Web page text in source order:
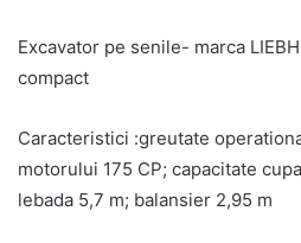
Excavator pe senile- marca
compact
Caracteristici :greutate
motorului 175 CP; capacitate
lebada 5,7 m; balansier 2,95 m